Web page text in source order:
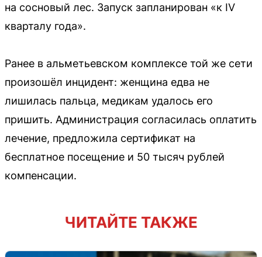
на сосновый лес. Запуск запланирован «к IV
кварталу года».
Ранее в альметьевском комплексе той же сети
произошёл инцидент: женщина едва не
лишилась пальца, медикам удалось его
пришить. Администрация согласилась оплатить
лечение, предложила сертификат на
бесплатное посещение и 50 тысяч рублей
компенсации.
ЧИТАЙТЕ ТАКЖЕ